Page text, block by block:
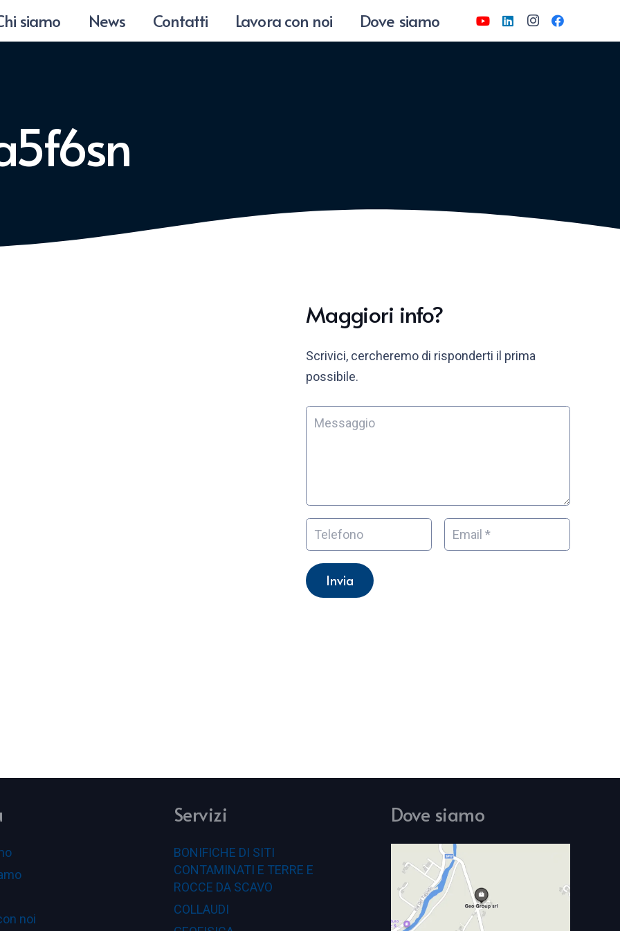
siamo News Contatti Lavora con noi Dove siamo
Maggiori info?
Scrivici, cercheremo di risponderti il prima
possibile.
Invia
noi
Servizi
BONIFICHE DI SITI
CONTAMINATI E TERRE E
ROCCE DA SCAVO
COLLAUDI
Dove siamo